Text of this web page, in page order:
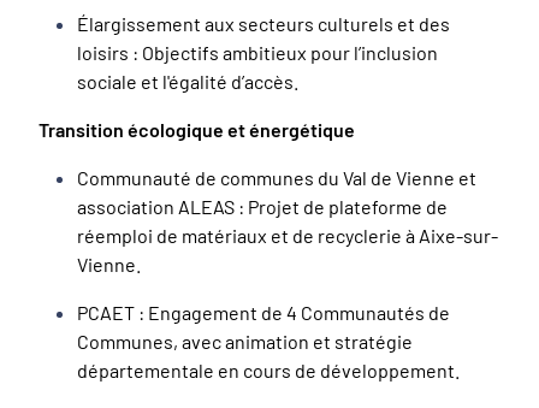
Élargissement aux secteurs culturels et des
loisirs : Objectifs ambitieux pour l’inclusion
sociale et l'égalité d’accès.
Transition écologique et énergétique
Communauté de communes du Val de Vienne et
association ALEAS : Projet de plateforme de
réemploi de matériaux et de recyclerie à Aixe-sur-
Vienne.
PCAET : Engagement de 4 Communautés de
Communes, avec animation et stratégie
départementale en cours de développement.